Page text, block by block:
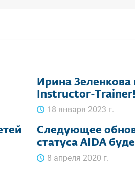
Ирина Зеленкова
Instructor-Trainer!
18 января 2023 г.
Следующее
статуса AIDA
8 апреля 2020 г.